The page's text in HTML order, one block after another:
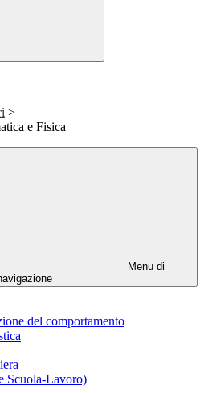
>
e Fisica
Menu di
del comportamento
Scuola-Lavoro)